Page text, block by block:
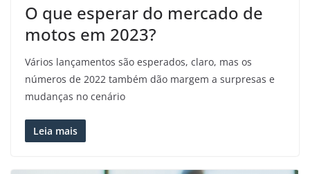
O que esperar do mercado de
motos em 2023?
Vários lançamentos são esperados, claro, mas os
números de 2022 também dão margem a surpresas e
mudanças no cenário
Leia mais